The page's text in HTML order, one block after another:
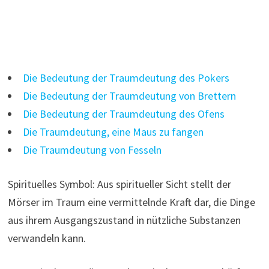
Die Bedeutung der Traumdeutung des Pokers
Die Bedeutung der Traumdeutung von Brettern
Die Bedeutung der Traumdeutung des Ofens
Die Traumdeutung, eine Maus zu fangen
Die Traumdeutung von Fesseln
Spirituelles Symbol: Aus spiritueller Sicht stellt der
Mörser im Traum eine vermittelnde Kraft dar, die Dinge
aus ihrem Ausgangszustand in nützliche Substanzen
verwandeln kann.